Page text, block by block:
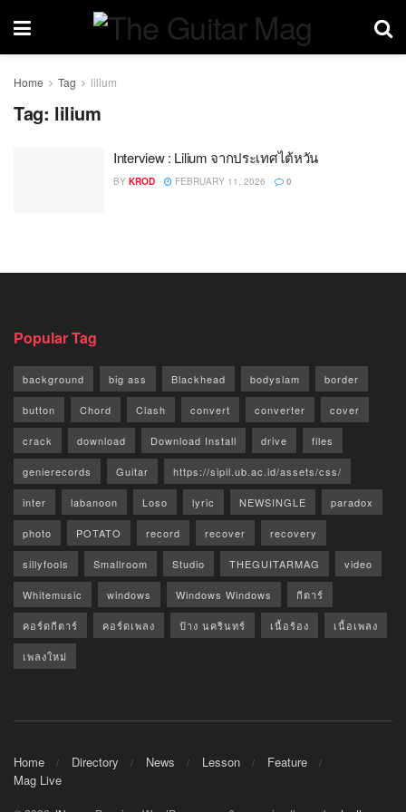
Home Tag lilium
Tag: lilium
Interview : Lilium จากประเทศไต้หวัน
BY KROD FEBRUARY 11, 2026 0
Popular Tag
background big ass Blackhead bodyslam border
button Chord Clash convert converter cover
crack download Download Install drive files
genierecords Guitar https://sipil.ub.ac.id/assets/css/
inter labanoon Loso lyric NEWSINGLE paradox
photo POTATO record recover recovery
sillyfools Smallroom Studio THEGUITARMAG video
Whitemusic windows Windows Windows กีตาร์
คอร์ดกีตาร์ คอร์ดเพลง ป้าง นครินทร์ เนื้อร้อง เนื้อเพลง
เพลงใหม่
Home Directory News Lesson
Feature
Mag Live